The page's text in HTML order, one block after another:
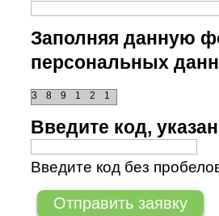
Заполняя данную
персональных
1
2
1
9
8
3
Введите код,
Введите код без